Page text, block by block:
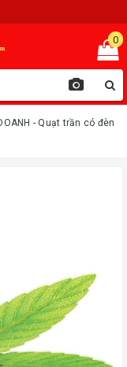
0
DOANH - Quạt trần có đèn